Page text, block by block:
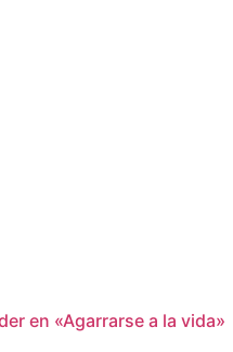
en «Agarrarse a la vida»